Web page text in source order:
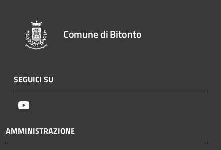
Comune di Bitonto
SEGUICI SU
AMMINISTRAZIONE